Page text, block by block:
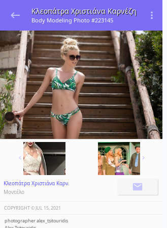
Κλεοπάτρα Χριστιάνα Καρνέζη
Body Modeling Photo #223145
Κλεοπάτρα Χριστιάνα Καρν.
Μοντέλο
COPYRIGHT ©️JUL 15, 2021
photographer alex_tsitouridis